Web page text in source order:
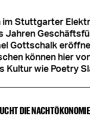
im Stuttgarter
Jahren
Gottschalk
können hier
Kultur wie Poetry
DIE